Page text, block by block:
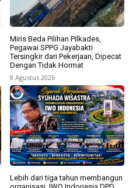
Miris Beda Pilihan Pilkades,
Pegawai SPPG Jayabakti
Tersingkir dari Pekerjaan, Dipecat
Dengan Tidak Hormat
8 Agustus 2026
Lebih dari tiga tahun membangun